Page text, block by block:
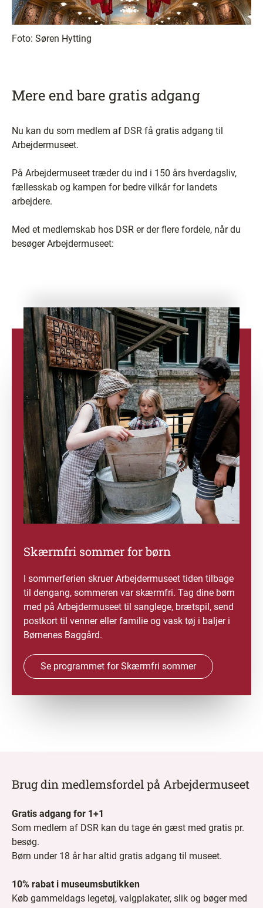
Foto: Søren Hytting
Mere end bare gratis adgang
Nu kan du som medlem af DSR få gratis adgang til
Arbejdermuseet.
På Arbejdermuseet træder du ind i 150 års hverdagsliv,
fællesskab og kampen for bedre vilkår for landets
arbejdere.
Med et medlemskab hos DSR er der flere fordele, når du
besøger Arbejdermuseet:
Skærmfri sommer for børn
I sommerferien skruer Arbejdermuseet tiden tilbage
til dengang, sommeren var skærmfri. Tag dine børn
med på Arbejdermuseet til sanglege, brætspil, send
postkort til venner eller familie og vask tøj i baljer i
Børnenes Baggård.
Se programmet for Skærmfri sommer
Brug din medlemsfordel på Arbejdermuseet
Gratis adgang for 1+1
Som medlem af DSR kan du tage én gæst med gratis pr.
besøg.
Børn under 18 år har altid gratis adgang til museet.
10% rabat i museumsbutikken
Køb gammeldags legetøj, valgplakater, slik og bøger med